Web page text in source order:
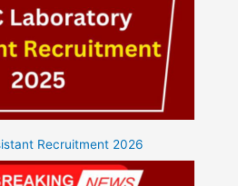
Recruitment 2026